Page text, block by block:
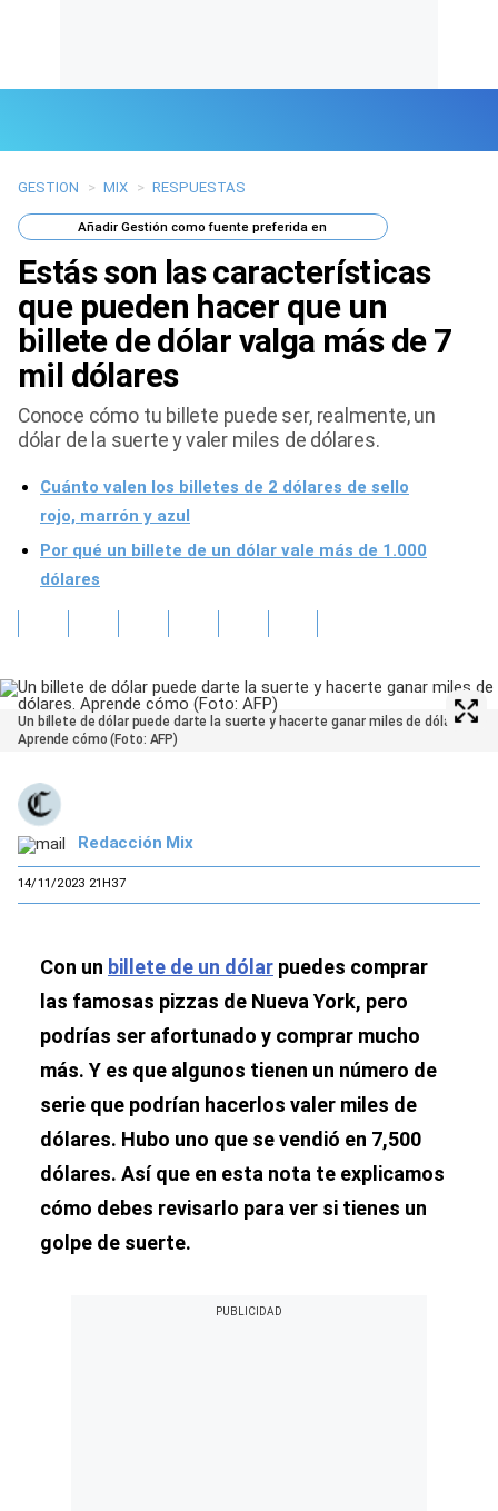
Últimas Noticias
Mi Bolsillo
Gente
Tendencias Mix
Sports
GESTION > MIX > RESPUESTAS
AñadirGestión como fuente preferida en
Estás son las características
que pueden hacer que un
billete de dólar valga más de 7
mil dólares
Conoce cómo tu billete puede ser, realmente, un
dólar de la suerte y valer miles de dólares.
Cuánto valen los billetes de 2 dólares de sello
rojo, marrón y azul
Por qué un billete de un dólar vale más de 1.000
dólares
Un billete de dólar puede darte la suerte y hacerte ganar miles de dólares.
Aprende cómo (Foto: AFP)
Redacción Mix
14/11/2023 21H37
Con un billete de un dólar puedes comprar
las famosas pizzas de Nueva York, pero
podrías ser afortunado y comprar mucho
más. Y es que algunos tienen un número de
serie que podrían hacerlos valer miles de
dólares. Hubo uno que se vendió en 7,500
dólares. Así que en esta nota te explicamos
cómo debes revisarlo para ver si tienes un
golpe de suerte.